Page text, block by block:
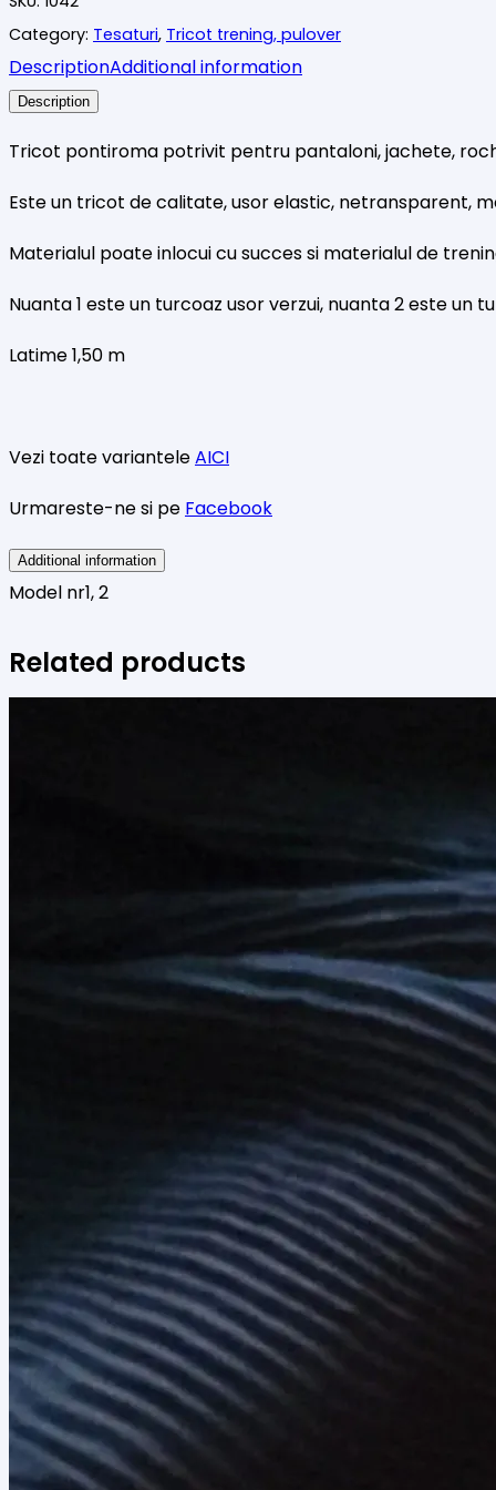
nuante
Aqua
Category: Tesaturi, Tricot trening, pulover
DescriptionAdditional information
Description
Tricot pontiroma potrivit pentru pantaloni, jachete,
Este un tricot de calitate, usor elastic, netransparent,
Materialul poate inlocui cu succes si materialul de
Nuanta 1 este un turcoaz usor verzui, nuanta 2 este un
Latime 1,50 m
Vezi toate varianteleAICI
Urmareste-ne si pe Facebook
Additional information
Model nr1, 2
Related products